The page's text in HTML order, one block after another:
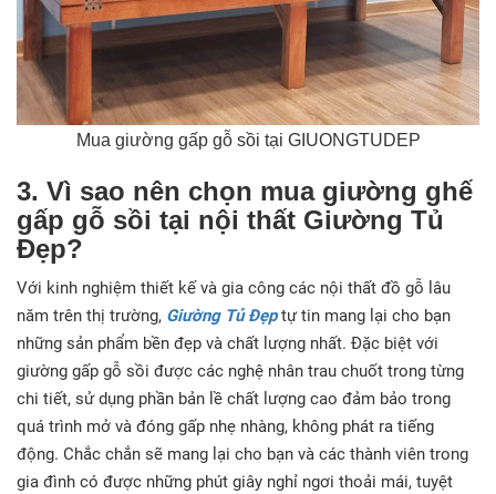
Mua giường gấp gỗ sồi tại GIUONGTUDEP
3. Vì sao nên chọn mua giường ghế
gấp gỗ sồi tại nội thất Giường Tủ
Đẹp?
Với kinh nghiệm thiết kế và gia công các nội thất đồ gỗ lâu
năm trên thị trường, Giường Tủ Đẹptự tin mang lại cho bạn
những sản phẩm bền đẹp và chất lượng nhất. Đặc biệt với
giường gấp gỗ sồi được các nghệ nhân trau chuốt trong từng
chi tiết, sử dụng phần bản lề chất lượng cao đảm bảo trong
quá trình mở và đóng gấp nhẹ nhàng, không phát ra tiếng
động. Chắc chắn sẽ mang lại cho bạn và các thành viên trong
gia đình có được những phút giây nghỉ ngơi thoải mái, tuyệt